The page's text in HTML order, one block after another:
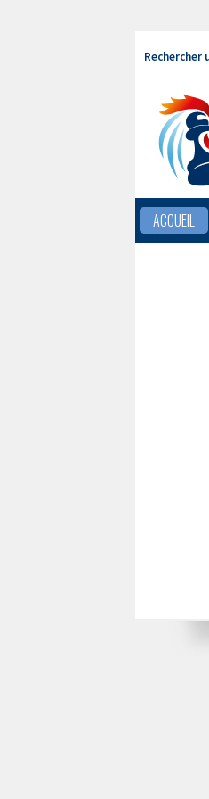
Rechercher
ACCUEIL